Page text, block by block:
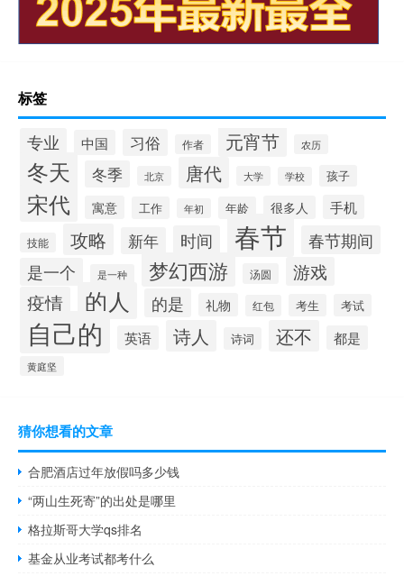
标签
专业 中国 习俗 作者 元宵节 农历
冬天 冬季 北京 唐代 大学 学校 孩子
宋代 寓意 工作 年初 年龄 很多人 手机
技能 攻略 新年 时间 春节 春节期间
是一个 是一种 梦幻西游 汤圆 游戏
疫情 的人 的是 礼物 红包 考生 考试
自己的 英语 诗人 诗词 还不 都是
黄庭坚
猜你想看的文章
合肥酒店过年放假吗多少钱
“两山生死寄”的出处是哪里
格拉斯哥大学qs排名
基金从业考试都考什么